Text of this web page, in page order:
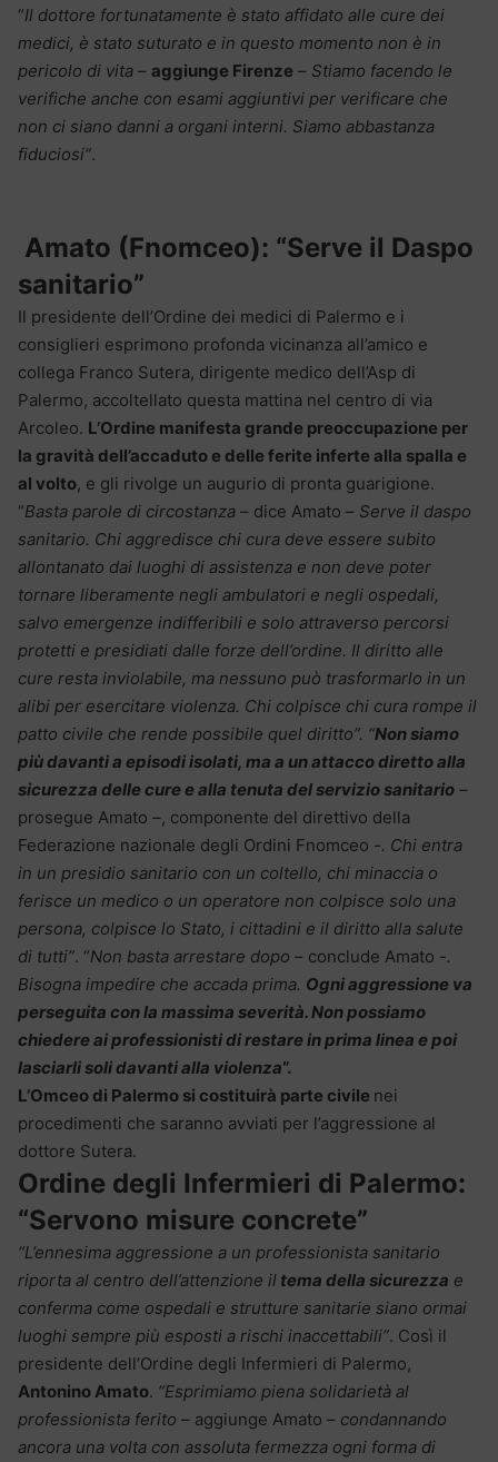
“Il dottore fortunatamente è stato affidato alle cure dei
medici, è stato suturato e in questo momento non è in
pericolo di vita – aggiunge Firenze – Stiamo facendo le
verifiche anche con esami aggiuntivi per verificare che
non ci siano danni a organi interni. Siamo abbastanza
fiduciosi”.
Amato (Fnomceo): “Serve il Daspo
sanitario”
Il presidente dell’Ordine dei medici di Palermo e i
consiglieri esprimono profonda vicinanza all’amico e
collega Franco Sutera, dirigente medico dell’Asp di
Palermo, accoltellato questa mattina nel centro di via
Arcoleo. L’Ordine manifesta grande preoccupazione per
la gravità dell’accaduto e delle ferite inferte alla spalla e
al volto, e gli rivolge un augurio di pronta guarigione.
“Basta parole di circostanza – dice Amato – Serve il daspo
sanitario. Chi aggredisce chi cura deve essere subito
allontanato dai luoghi di assistenza e non deve poter
tornare liberamente negli ambulatori e negli ospedali,
salvo emergenze indifferibili e solo attraverso percorsi
protetti e presidiati dalle forze dell’ordine. Il diritto alle
cure resta inviolabile, ma nessuno può trasformarlo in un
alibi per esercitare violenza. Chi colpisce chi cura rompe il
patto civile che rende possibile quel diritto”. “Non siamo
più davanti a episodi isolati, ma a un attacco diretto alla
sicurezza delle cure e alla tenuta del servizio sanitario –
prosegue Amato –, componente del direttivo della
Federazione nazionale degli Ordini Fnomceo -. Chi entra
in un presidio sanitario con un coltello, chi minaccia o
ferisce un medico o un operatore non colpisce solo una
persona, colpisce lo Stato, i cittadini e il diritto alla salute
di tutti”. “Non basta arrestare dopo – conclude Amato -.
Bisogna impedire che accada prima. Ogni aggressione va
perseguita con la massima severità. Non possiamo
chiedere ai professionisti di restare in prima linea e poi
lasciarli soli davanti alla violenza“.
L’Omceo di Palermo si costituirà parte civile nei
procedimenti che saranno avviati per l’aggressione al
dottore Sutera.
Ordine degli Infermieri di Palermo:
“Servono misure concrete”
“L’ennesima aggressione a un professionista sanitario
riporta al centro dell’attenzione il tema della sicurezza e
conferma come ospedali e strutture sanitarie siano ormai
luoghi sempre più esposti a rischi inaccettabili”. Così il
presidente dell’Ordine degli Infermieri di Palermo,
Antonino Amato. “Esprimiamo piena solidarietà al
professionista ferito – aggiunge Amato – condannando
ancora una volta con assoluta fermezza ogni forma di